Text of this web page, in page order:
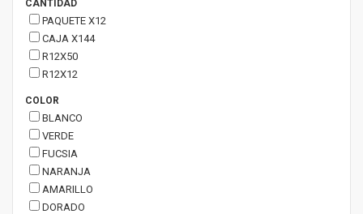
CANTIDAD
PAQUETE X12
CAJA X144
R12X50
R12X12
COLOR
BLANCO
VERDE
FUCSIA
NARANJA
AMARILLO
DORADO